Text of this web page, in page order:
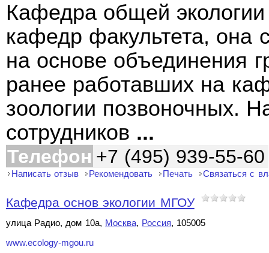
Кафедра общей
кафедр факультета, она
на основе объединения
ранее работавших на
зоологии позвоночных.
сотрудников ...
Телефон +7 (495) 939-55-60
Написать отзыв Рекомендовать Печать Связаться с
Кафедра основ экологии МГОУ
улица Радио, дом 10а, Москва, Россия, 105005
www.ecology-mgou.ru